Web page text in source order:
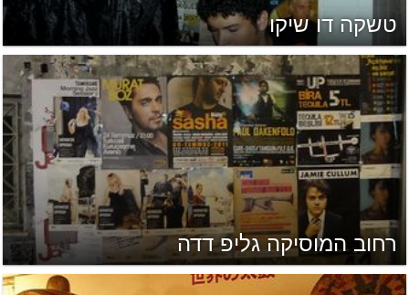
טשקה דו שיקו
רחוב המוסיקה גליפ דדה